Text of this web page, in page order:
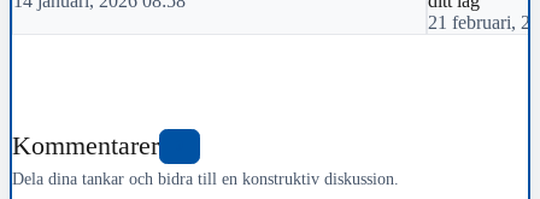
21 februari,
Kommentarer
Dela dina tankar och bidra till en konstruktiv diskussion.